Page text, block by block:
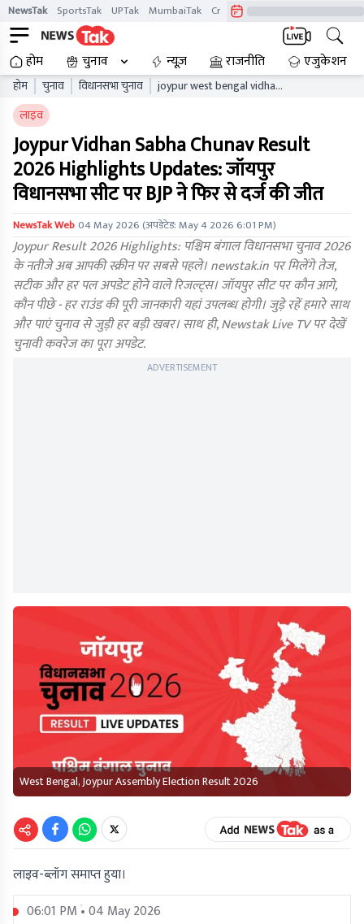
NewsTak SportsTak UPTak MumbaiTak CrimeTak
होम चुनाव न्यूज़ राजनीति एजुकेशन
होम चुनाव विधानसभा चुनाव
joypur west bengal vidhan
लाइव
Joypur Vidhan Sabha Chunav Result
2026 Highlights Updates: जॉयपुर
विधानसभा सीट पर BJP ने फिर से दर्ज की जीत
NewsTak Web04 May 2026(अपडेटेड:May 4 2026 6:01 PM)
Joypur Result 2026 Highlights: पश्चिम बंगाल विधानसभा चुनाव 2026
के नतीजे अब आपकी स्क्रीन पर सबसे पहले। newstak.in पर मिलेंगे तेज,
सटीक और हर पल अपडेट होने वाले रिजल्ट्स। जॉयपुर सीट पर कौन आगे,
कौन पीछे - हर राउंड की पूरी जानकारी यहां उपलब्ध होगी। जुड़े रहें हमारे साथ
और पाएं चुनाव से जुड़ी हर बड़ी खबर। साथ ही, Newstak Live TV पर देखें
चुनावी कवरेज का पूरा अपडेट.
ADVERTISEMENT
West Bengal, Joypur Assembly Election Result 2026
लाइव-ब्लॉग समाप्त हुया।
06:01 PM • 04 May 2026